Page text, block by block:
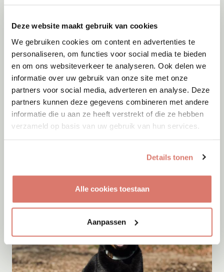
Deze website maakt gebruik van cookies
We gebruiken cookies om content en advertenties te
personaliseren, om functies voor social media te bieden
en om ons websiteverkeer te analyseren. Ook delen we
informatie over uw gebruik van onze site met onze
partners voor social media, adverteren en analyse. Deze
partners kunnen deze gegevens combineren met andere
informatie die u aan ze heeft verstrekt of die ze hebben
verzameld op basis van uw gebruik van hun services.
Details tonen
Alle cookies toestaan
Aanpassen
Adoptie07-08-2026
Ivy